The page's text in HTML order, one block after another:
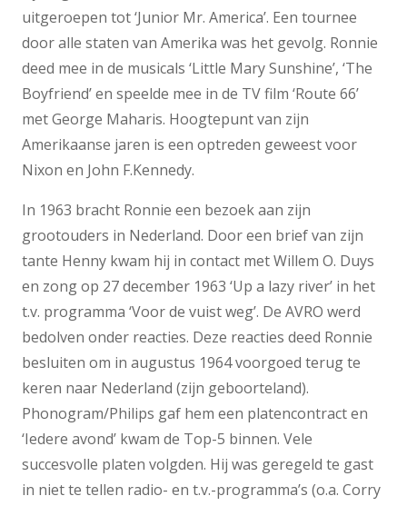
uitgeroepen tot ‘Junior Mr. America’. Een tournee
door alle staten van Amerika was het gevolg. Ronnie
deed mee in de musicals ‘Little Mary Sunshine’, ‘The
Boyfriend’ en speelde mee in de TV film ‘Route 66’
met George Maharis. Hoogtepunt van zijn
Amerikaanse jaren is een optreden geweest voor
Nixon en John F.Kennedy.
In 1963 bracht Ronnie een bezoek aan zijn
grootouders in Nederland. Door een brief van zijn
tante Henny kwam hij in contact met Willem O. Duys
en zong op 27 december 1963 ‘Up a lazy river’ in het
t.v. programma ‘Voor de vuist weg’. De AVRO werd
bedolven onder reacties. Deze reacties deed Ronnie
besluiten om in augustus 1964 voorgoed terug te
keren naar Nederland (zijn geboorteland).
Phonogram/Philips gaf hem een platencontract en
‘Iedere avond’ kwam de Top-5 binnen. Vele
succesvolle platen volgden. Hij was geregeld te gast
in niet te tellen radio- en t.v.-programma’s (o.a. Corry